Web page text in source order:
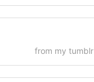
from my tumblr